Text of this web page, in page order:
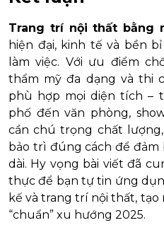
Trang trí nội thất bằng
hiện đại, kinh tế và bền
làm việc. Với ưu điểm
thẩm mỹ đa dạng và thi
phù hợp mọi diện tích –
phố đến văn phòng,
cần chú trọng chất
bảo trì đúng cách để đảm
dài. Hy vọng bài viết đã
thực để bạn tự tin ứng
kế và trang trí nội thất,
“chuẩn” xu hướng 2025.